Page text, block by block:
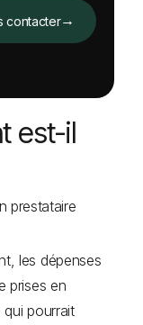
contacter→
est-il
prestataire
les dépenses
prises en
pourrait